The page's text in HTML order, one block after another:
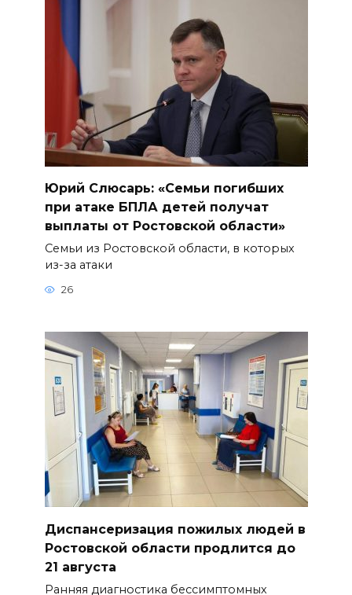
Юрий Слюсарь: «Семьи погибших
при атаке БПЛА детей получат
выплаты от Ростовской области»
Семьи из Ростовской области, в которых
из-за атаки
26
Диспансеризация пожилых людей в
Ростовской области продлится до
21 августа
Ранняя диагностика бессимптомных